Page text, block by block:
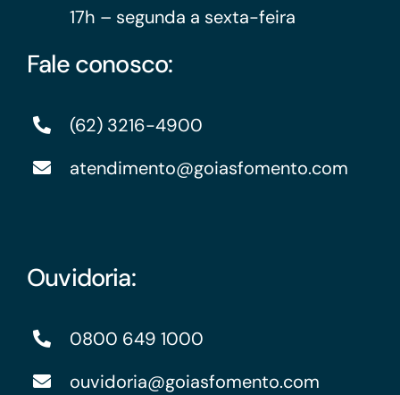
17h – segunda a sexta-feira
Fale conosco:
(62) 3216-4900
atendimento@goiasfomento.com
Ouvidoria:
0800 649 1000
ouvidoria@goiasfomento.com